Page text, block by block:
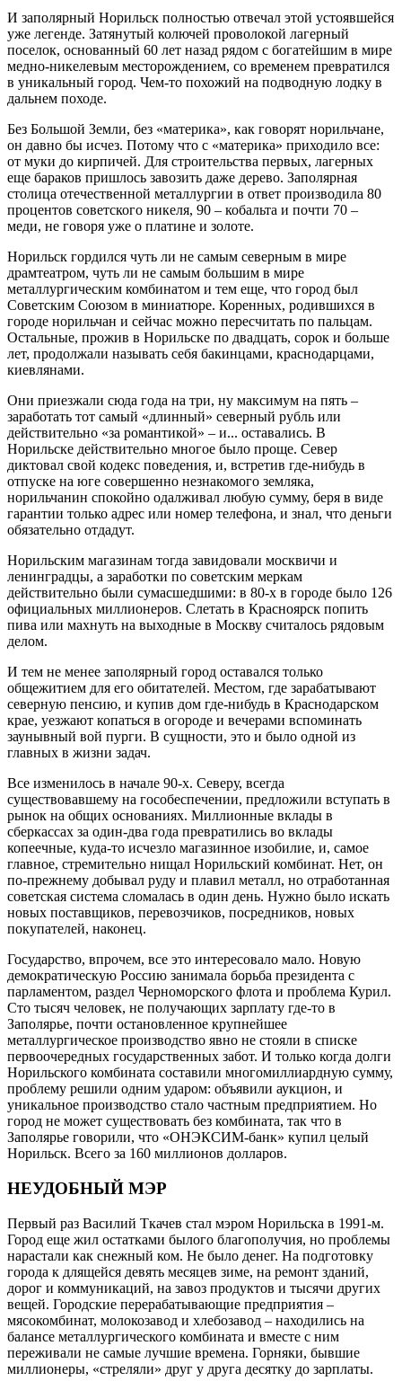
И заполярный Норильск полностью отвечал этой устоявшейся
уже легенде. Затянутый колючей проволокой лагерный
поселок, основанный 60 лет назад рядом с богатейшим в мире
медно-никелевым месторождением, со временем превратился
в уникальный город. Чем-то похожий на подводную лодку в
дальнем походе.
Без Большой Земли, без «материка», как говорят норильчане,
он давно бы исчез. Потому что с «материка» приходило все:
от муки до кирпичей. Для строительства первых, лагерных
еще бараков пришлось завозить даже дерево. Заполярная
столица отечественной металлургии в ответ производила 80
процентов советского никеля, 90 – кобальта и почти 70 –
меди, не говоря уже о платине и золоте.
Норильск гордился чуть ли не самым северным в мире
драмтеатром, чуть ли не самым большим в мире
металлургическим комбинатом и тем еще, что город был
Советским Союзом в миниатюре. Коренных, родившихся в
городе норильчан и сейчас можно пересчитать по пальцам.
Остальные, прожив в Норильске по двадцать, сорок и больше
лет, продолжали называть себя бакинцами, краснодарцами,
киевлянами.
Они приезжали сюда года на три, ну максимум на пять –
заработать тот самый «длинный» северный рубль или
действительно «за романтикой» – и... оставались. В
Норильске действительно многое было проще. Север
диктовал свой кодекс поведения, и, встретив где-нибудь в
отпуске на юге совершенно незнакомого земляка,
норильчанин спокойно одалживал любую сумму, беря в виде
гарантии только адрес или номер телефона, и знал, что деньги
обязательно отдадут.
Норильским магазинам тогда завидовали москвичи и
ленинградцы, а заработки по советским меркам
действительно были сумасшедшими: в 80-х в городе было 126
официальных миллионеров. Слетать в Красноярск попить
пива или махнуть на выходные в Москву считалось рядовым
делом.
И тем не менее заполярный город оставался только
общежитием для его обитателей. Местом, где зарабатывают
северную пенсию, и купив дом где-нибудь в Краснодарском
крае, уезжают копаться в огороде и вечерами вспоминать
заунывный вой пурги. В сущности, это и было одной из
главных в жизни задач.
Все изменилось в начале 90-х. Северу, всегда
существовавшему на гособеспечении, предложили вступать в
рынок на общих основаниях. Миллионные вклады в
сберкассах за один-два года превратились во вклады
копеечные, куда-то исчезло магазинное изобилие, и, самое
главное, стремительно нищал Норильский комбинат. Нет, он
по-прежнему добывал руду и плавил металл, но отработанная
советская система сломалась в один день. Нужно было искать
новых поставщиков, перевозчиков, посредников, новых
покупателей, наконец.
Государство, впрочем, все это интересовало мало. Новую
демократическую Россию занимала борьба президента с
парламентом, раздел Черноморского флота и проблема Курил.
Сто тысяч человек, не получающих зарплату где-то в
Заполярье, почти остановленное крупнейшее
металлургическое производство явно не стояли в списке
первоочередных государственных забот. И только когда долги
Норильского комбината составили многомиллиардную сумму,
проблему решили одним ударом: объявили аукцион, и
уникальное производство стало частным предприятием. Но
город не может существовать без комбината, так что в
Заполярье говорили, что «ОНЭКСИМ-банк» купил целый
Норильск. Всего за 160 миллионов долларов.
НЕУДОБНЫЙ МЭР
Первый раз Василий Ткачев стал мэром Норильска в 1991-м.
Город еще жил остатками былого благополучия, но проблемы
нарастали как снежный ком. Не было денег. На подготовку
города к длящейся девять месяцев зиме, на ремонт зданий,
дорог и коммуникаций, на завоз продуктов и тысячи других
вещей. Городские перерабатывающие предприятия –
мясокомбинат, молокозавод и хлебозавод – находились на
балансе металлургического комбината и вместе с ним
переживали не самые лучшие времена. Горняки, бывшие
миллионеры, «стреляли» друг у друга десятку до зарплаты.